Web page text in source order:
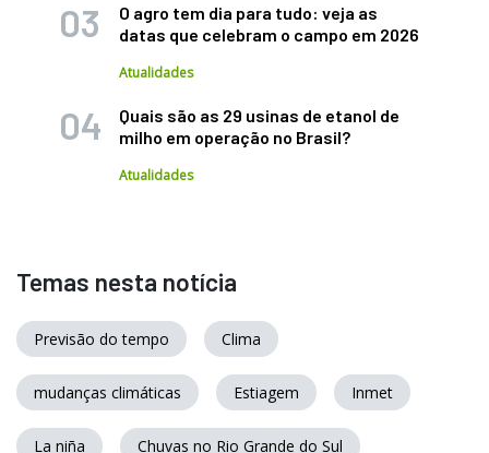
O agro tem dia para tudo: veja as
datas que celebram o campo em 2026
Atualidades
Quais são as 29 usinas de etanol de
milho em operação no Brasil?
Atualidades
Temas nesta notícia
Previsão do tempo Clima
mudanças climáticas Estiagem Inmet
La niña Chuvas no Rio Grande do Sul